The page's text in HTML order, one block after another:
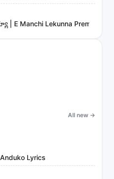
Manchi Lekunna
All new →
Lyrics